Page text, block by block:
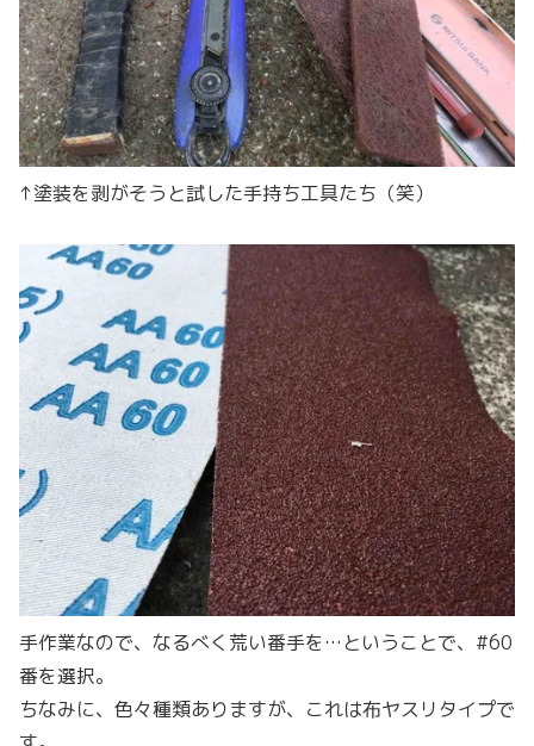
↑塗装を剥がそうと試した手持ち工具たち（笑）
手作業なので、なるべく荒い番手を…ということで、#60
番を選択。
ちなみに、色々種類ありますが、これは布ヤスリタイプで